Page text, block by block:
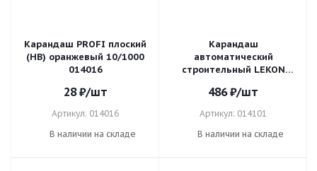
Карандаш PROFI плоский
(HB) оранжевый 10/1000
014016
28₽/шт
Артикул: 014016
В наличии на складе
Карандаш
автоматический
строительный LEKON
486₽/шт
Артикул: 014101
В наличии на складе